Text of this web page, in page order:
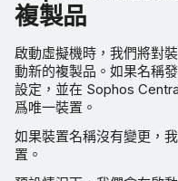
複製品
啟動虛擬機時，我們將對
動新的複製品。如果名稱
設定，並在 Sophos
爲唯一裝置。
如果裝置名稱沒有變更，
置。